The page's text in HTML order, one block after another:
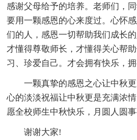
感谢父母给予的培养。老师们，
要用一颗感恩的心来度过。心怀
们的人，感恩一切帮助我们成长
才懂得尊敬师长，才懂得关心帮
习、珍爱自己。才会拥有快乐，拥
一颗真挚的感恩之心让中秋
心的淡淡祝福让中秋更是充满浓
愿全校师生中秋快乐，月圆人圆
谢谢大家!